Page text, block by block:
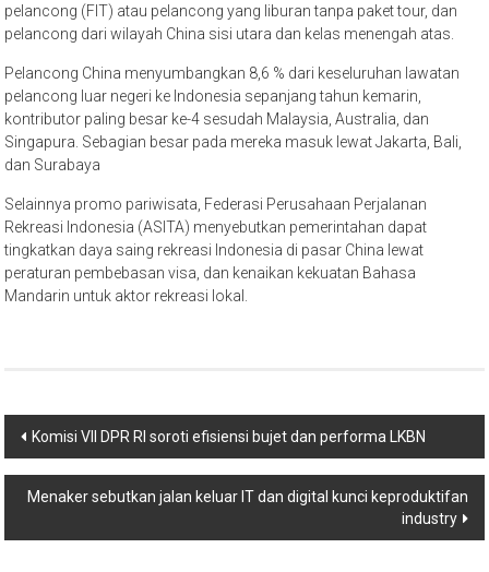
pelancong (FIT) atau pelancong yang liburan tanpa paket tour, dan
pelancong dari wilayah China sisi utara dan kelas menengah atas.
Pelancong China menyumbangkan 8,6 % dari keseluruhan lawatan
pelancong luar negeri ke Indonesia sepanjang tahun kemarin,
kontributor paling besar ke-4 sesudah Malaysia, Australia, dan
Singapura. Sebagian besar pada mereka masuk lewat Jakarta, Bali,
dan Surabaya
Selainnya promo pariwisata, Federasi Perusahaan Perjalanan
Rekreasi Indonesia (ASITA) menyebutkan pemerintahan dapat
tingkatkan daya saing rekreasi Indonesia di pasar China lewat
peraturan pembebasan visa, dan kenaikan kekuatan Bahasa
Mandarin untuk aktor rekreasi lokal.
Post
navigation
Komisi VII DPR RI soroti efisiensi bujet dan performa LKBN
Menaker sebutkan jalan keluar IT dan digital kunci keproduktifan
industry